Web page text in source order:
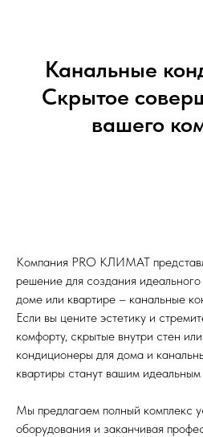
Канальные
Скрытое
вашего
Компания PRO КЛИМАТ
решение для создания
доме или квартире – канальные
Если вы цените эстетику и
комфорту, скрытые внутри стен
кондиционеры для дома и
квартиры станут вашим
Мы предлагаем полный комплекс
оборудования и заканчивая